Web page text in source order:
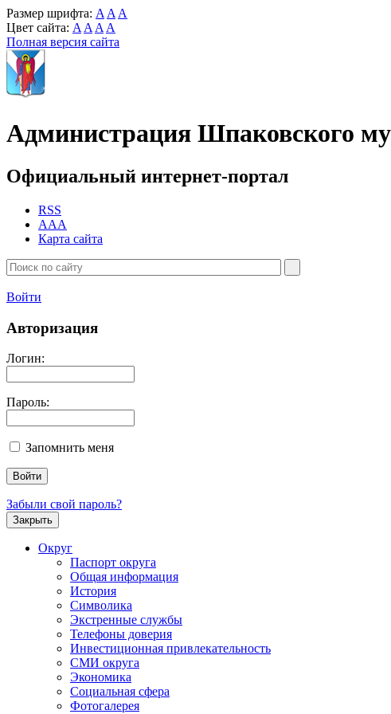
Размер шрифта: A A A
Цвет сайта: A A A A
Полная версия сайта
Администрация Шпаковского
Официальный интернет-портал
RSS
AAA
Карта сайта
Войти
Авторизация
Логин:
Пароль:
Запомнить меня
Забыли свой пароль?
Закрыть
Округ
Паспорт округа
Общая информация
История
Символика
Экстренные службы
Телефоны доверия
Инвестиционная привлекательность
СМИ округа
Экономика
Социальная сфера
Фотогалерея